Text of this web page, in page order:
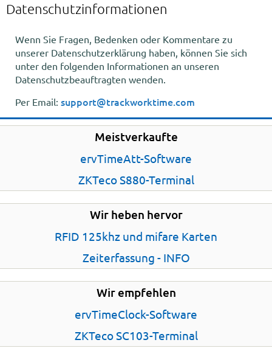
Datenschutzinformationen
Wenn Sie Fragen, Bedenken oder Kommentare zu
unserer Datenschutzerklärung haben, können Sie sich
unter den folgenden Informationen an unseren
Datenschutzbeauftragten wenden.
Per Email: support@trackworktime.com
Meistverkaufte
ervTimeAtt-Software
ZKTeco S880-Terminal
Wir heben hervor
RFID 125khz und mifare Karten
Zeiterfassung - INFO
Wir empfehlen
ervTimeClock-Software
ZKTeco SC103-Terminal